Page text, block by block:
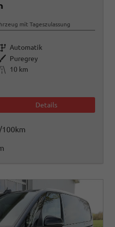
mit Tageszulassung
Getriebe Automatik
Außenfarbe Puregrey
Kilometerstand
10 km
Details
100km